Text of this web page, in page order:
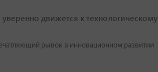
движется к технологическому
рывок в инновационном развитии